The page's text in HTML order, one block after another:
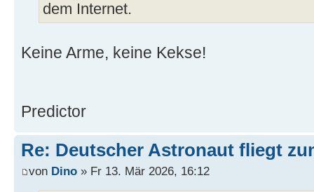
dem Internet.
Keine Arme, keine Kekse!
Predictor
Re: Deutscher Astronaut fliegt
von Dino » Fr 13. Mär 2026, 16:12